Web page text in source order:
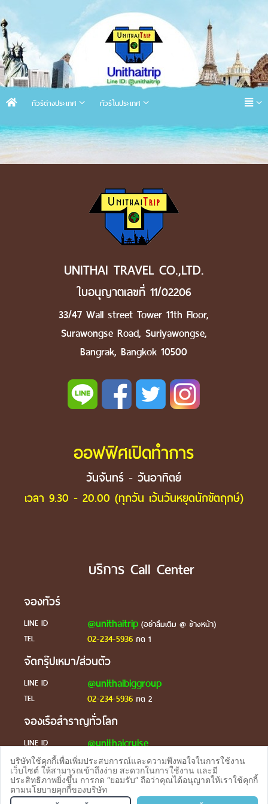
ทัวร์ต่างประเทศ ทัวร์ในประเทศ
จองทัวร TEL
UNITHAI TRAVEL CO.,LTD.
ใบอนุญาตเลขที่ 11/02206
33/47 Wall street Tower 11th Floor,
Surawongse Road, Suriyawongse,
Bangrak, Bangkok 10500
ออฟฟิศเปิดทำการ
วันจันทร์ - วันอาทิตย์
เวลา 9.30 - 20.00 (ทุกวัน เว้นวันหยุดนักขัตฤกษ์)
บริการ Call Center
จองทัวร์
LINE ID @unithaitrip(อย่าลืมเติม @ ข้างหน้า)
TEL
02-234-5936กด 1
จัดกรุ๊ปเหมา/ส่วนตัว
LINE ID @unithaibiggroup
TEL 02-234-5936กด 2
จองเรือสำราญทั่วโลก
LINE ID @unithaicruise
ร้องเรียน
LINE ID @unithaicare
บริษัทใช้คุกกี้เพื่อเพิ่มประสบการณ์และความพึงพอใจในการใช้งาน
เว็บไซต์ ให้สามารถเข้าถึงง่าย สะดวกในการใช้งาน และมี
ประสิทธิภาพยิ่งขึ้น การกด “ยอมรับ” ถือว่าคุณได้อนุญาตให้เราใช้คุกกี้
ตามนโยบายคุกกี้ของบริษัท